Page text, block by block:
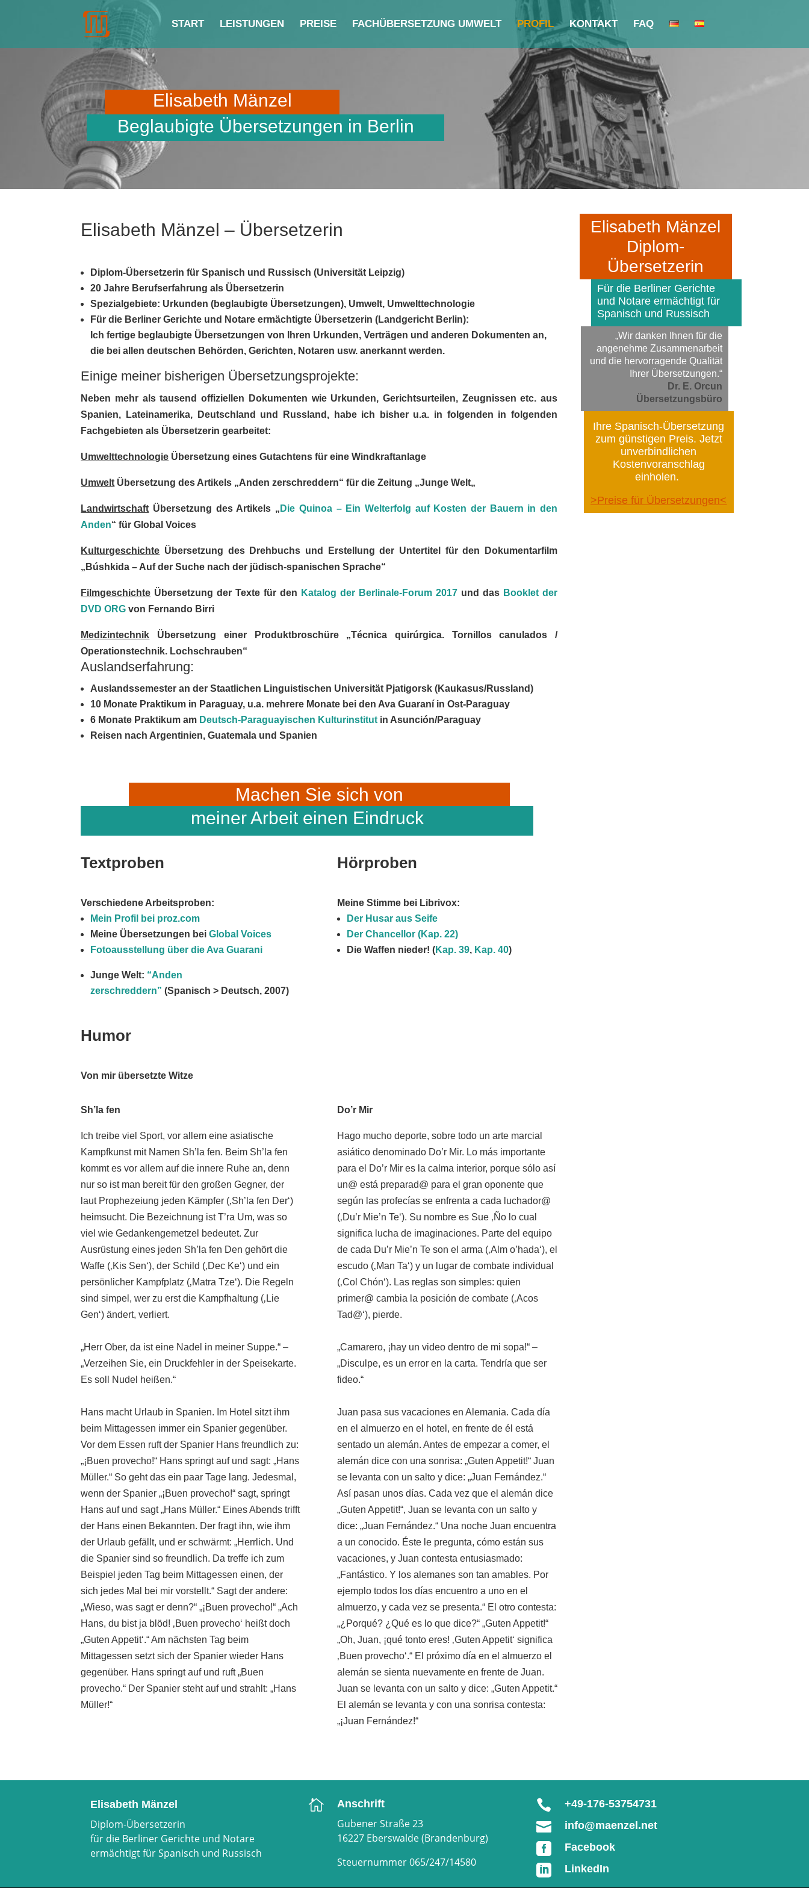
START LEISTUNGEN PREISE FACHÜBERSETZUNG UMWELT PROFIL KONTAKT FAQ
Elisabeth Mänzel
Beglaubigte Übersetzungen in Berlin
Elisabeth Mänzel – Übersetzerin
Diplom-Übersetzerin für Spanisch und Russisch (Universität Leipzig)
20 Jahre Berufserfahrung als Übersetzerin
Spezialgebiete: Urkunden (beglaubigte Übersetzungen), Umwelt, Umwelttechnologie
Für die Berliner Gerichte und Notareermächtigte Übersetzerin (Landgericht Berlin):
Ich fertige beglaubigte Übersetzungen von Ihren Urkunden, Verträgen und anderen Dokumenten an,
die bei allen deutschen Behörden, Gerichten, Notaren usw. anerkannt werden.
Einige meiner bisherigen Übersetzungsprojekte:
Neben mehr als tausend offiziellen Dokumenten wie Urkunden, Gerichtsurteilen, Zeugnissen etc. aus
Spanien, Lateinamerika, Deutschland und Russland, habe ich bisher u.a. in folgenden in folgenden
Fachgebieten als Übersetzerin gearbeitet:
Umwelttechnologie Übersetzung eines Gutachtens für eine Windkraftanlage
Umwelt Übersetzung des Artikels „Anden zerschreddern“ für die Zeitung „Junge Welt„
Landwirtschaft Übersetzung des Artikels „ Die Quinoa – Ein Welterfolg auf Kosten der Bauern in den
Anden“ für Global Voices
Kulturgeschichte Übersetzung des Drehbuchs und Erstellung der Untertitel für den Dokumentarfilm
„Búshkida – Auf der Suche nach der jüdisch-spanischen Sprache“
Filmgeschichte Übersetzung der Texte für den Katalog der Berlinale-Forum 2017 und das Booklet der
DVD ORG von Fernando Birri
Medizintechnik Übersetzung einer Produktbroschüre „Técnica quirúrgica. Tornillos canulados /
Operationstechnik. Lochschrauben“
Auslandserfahrung:
Auslandssemester an der Staatlichen Linguistischen Universität Pjatigorsk (Kaukasus/Russland)
10 Monate Praktikum in Paraguay, u.a. mehrere Monate bei den Ava Guaraní in Ost-Paraguay
6 Monate Praktikum am Deutsch-Paraguayischen Kulturinstitut in Asunción/Paraguay
Reisen nach Argentinien, Guatemala und Spanien
Machen Sie sich von
meiner Arbeit einen Eindruck
Textproben
Verschiedene Arbeitsproben:
Mein Profil bei proz.com
Meine Übersetzungen beiGlobal Voices
Fotoausstellung über die Ava Guarani
Junge Welt: “Anden
zerschreddern” (Spanisch > Deutsch, 2007)
Hörproben
Meine Stimme bei Librivox:
Der Husar aus Seife
Der Chancellor (Kap. 22)
Die Waffen nieder! (Kap. 39, Kap. 40)
Humor
Von mir übersetzte Witze
Sh’la fen
Ich treibe viel Sport, vor allem eine asiatische
Kampfkunst mit Namen Sh’la fen. Beim Sh’la fen
kommt es vor allem auf die innere Ruhe an, denn
nur so ist man bereit für den großen Gegner, der
laut Prophezeiung jeden Kämpfer (‚Sh’la fen Der‘)
heimsucht. Die Bezeichnung ist T’ra Um, was so
viel wie Gedankengemetzel bedeutet. Zur
Ausrüstung eines jeden Sh’la fen Den gehört die
Waffe (‚Kis Sen‘), der Schild (‚Dec Ke‘) und ein
persönlicher Kampfplatz (‚Matra Tze‘). Die Regeln
sind simpel, wer zu erst die Kampfhaltung (‚Lie
Gen‘) ändert, verliert.
„Herr Ober, da ist eine Nadel in meiner Suppe.“ –
„Verzeihen Sie, ein Druckfehler in der Speisekarte.
Es soll Nudel heißen.“
Hans macht Urlaub in Spanien. Im Hotel sitzt ihm
beim Mittagessen immer ein Spanier gegenüber.
Vor dem Essen ruft der Spanier Hans freundlich zu:
„¡Buen provecho!“ Hans springt auf und sagt: „Hans
Müller.“ So geht das ein paar Tage lang. Jedesmal,
wenn der Spanier „¡Buen provecho!“ sagt, springt
Hans auf und sagt „Hans Müller.“ Eines Abends trifft
der Hans einen Bekannten. Der fragt ihn, wie ihm
der Urlaub gefällt, und er schwärmt: „Herrlich. Und
die Spanier sind so freundlich. Da treffe ich zum
Beispiel jeden Tag beim Mittagessen einen, der
sich jedes Mal bei mir vorstellt.“ Sagt der andere:
„Wieso, was sagt er denn?“ „¡Buen provecho!“ „Ach
Hans, du bist ja blöd! ‚Buen provecho‘ heißt doch
„Guten Appetit‘.“ Am nächsten Tag beim
Mittagessen setzt sich der Spanier wieder Hans
gegenüber. Hans springt auf und ruft „Buen
provecho.“ Der Spanier steht auf und strahlt: „Hans
Müller!“
Do’r Mir
Hago mucho deporte, sobre todo un arte marcial
asiático denominado Do’r Mir. Lo más importante
para el Do’r Mir es la calma interior, porque sólo así
un@ está preparad@ para el gran oponente que
según las profecías se enfrenta a cada luchador@
(‚Du’r Mie’n Te‘). Su nombre es Sue ‚Ño lo cual
significa lucha de imaginaciones. Parte del equipo
de cada Du’r Mie’n Te son el arma (‚Alm o’hada‘), el
escudo (‚Man Ta‘) y un lugar de combate individual
(‚Col Chón‘). Las reglas son simples: quien
primer@ cambia la posición de combate (‚Acos
Tad@‘), pierde.
„Camarero, ¡hay un video dentro de mi sopa!“ –
„Disculpe, es un error en la carta. Tendría que ser
fideo.“
Juan pasa sus vacaciones en Alemania. Cada día
en el almuerzo en el hotel, en frente de él está
sentado un alemán. Antes de empezar a comer, el
alemán dice con una sonrisa: „Guten Appetit!“ Juan
se levanta con un salto y dice: „Juan Fernández.“
Así pasan unos días. Cada vez que el alemán dice
„Guten Appetit!“, Juan se levanta con un salto y
dice: „Juan Fernández.“ Una noche Juan encuentra
a un conocido. Éste le pregunta, cómo están sus
vacaciones, y Juan contesta entusiasmado:
„Fantástico. Y los alemanes son tan amables. Por
ejemplo todos los días encuentro a uno en el
almuerzo, y cada vez se presenta.“ El otro contesta:
„¿Porqué? ¿Qué es lo que dice?“ „Guten Appetit!“
„Oh, Juan, ¡qué tonto eres! ‚Guten Appetit‘ significa
‚Buen provecho‘.“ El próximo día en el almuerzo el
alemán se sienta nuevamente en frente de Juan.
Juan se levanta con un salto y dice: „Guten Appetit.“
El alemán se levanta y con una sonrisa contesta:
„¡Juan Fernández!“
Elisabeth Mänzel
Diplom-
Übersetzerin
Für die Berliner Gerichte
und Notare ermächtigt für
Spanisch und Russisch
„Wir danken Ihnen für die
angenehme Zusammenarbeit
und die hervorragende Qualität
Ihrer Übersetzungen.“
Dr. E. Orcun
Übersetzungsbüro
Ihre Spanisch-Übersetzung
zum günstigen Preis. Jetzt
unverbindlichen
Kostenvoranschlag
einholen.
>Preise für Übersetzungen<
Elisabeth Mänzel
Diplom-Übersetzerin
für die Berliner Gerichte und Notare
ermächtigt für Spanisch und Russisch
 Anschrift
Gubener Straße 23
16227 Eberswalde (Brandenburg)
Steuernummer 065/247/14580
 +49-176-53754731
 info@maenzel.net
 Facebook
 LinkedIn